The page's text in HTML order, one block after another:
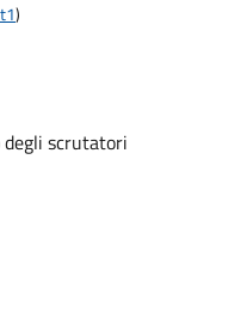
)
degli scrutatori